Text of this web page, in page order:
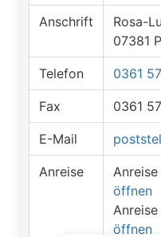
Anschrift
Rosa-
07381
Telefon 0361
Fax 0361
E-Mail
Anreise
öffnen
öffnen